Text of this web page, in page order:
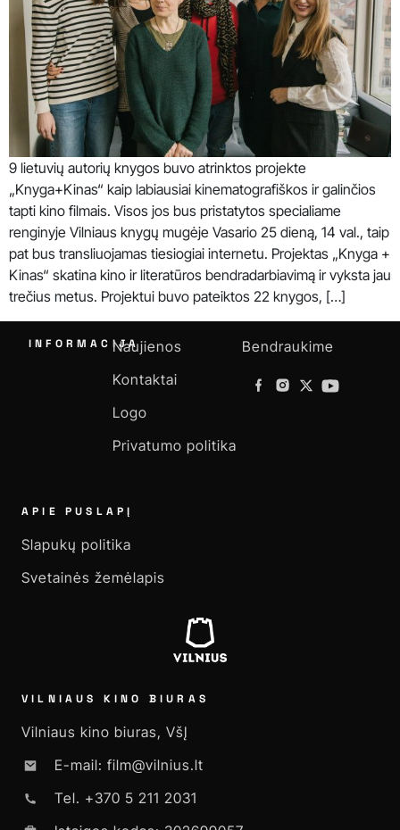
9 lietuvių autorių knygos buvo atrinktos projekte
„Knyga+Kinas“ kaip labiausiai kinematografiškos ir galinčios
tapti kino filmais. Visos jos bus pristatytos specialiame
renginyje Vilniaus knygų mugėje Vasario 25 dieną, 14 val., taip
pat bus transliuojamas tiesiogiai internetu. Projektas „Knyga +
Kinas“ skatina kino ir literatūros bendradarbiavimą ir vyksta jau
trečius metus. Projektui buvo pateiktos 22 knygos, […]
INFORMACIJANaujienos
Kontaktai
Logo
Privatumo politika
Bendraukime
APIE PUSLAPĮ
Slapukų politika
Svetainės žemėlapis
VILNIAUS KINO BIURAS
Vilniaus kino biuras, VšĮ
E-mail: film@vilnius.lt
Tel. +370 5 211 2031